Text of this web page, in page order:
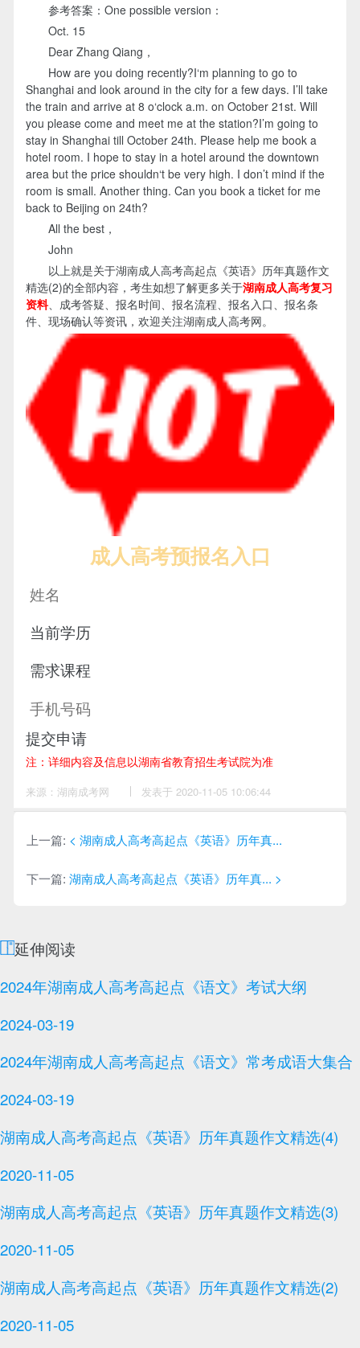
参考答案：One possible version：
Oct. 15
Dear Zhang Qiang，
How are you doing recently?I‘m planning to go to
Shanghai and look around in the city for a few days. I’ll take
the train and arrive at 8 o‘clock a.m. on October 21st. Will
you please come and meet me at the station?I’m going to
stay in Shanghai till October 24th. Please help me book a
hotel room. I hope to stay in a hotel around the downtown
area but the price shouldn‘t be very high. I don’t mind if the
room is small. Another thing. Can you book a ticket for me
back to Beijing on 24th?
All the best，
John
以上就是关于湖南成人高考高起点《英语》历年真题作文
精选(2)的全部内容，考生如想了解更多关于湖南成人高考复习
资料、成考答疑、报名时间、报名流程、报名入口、报名条
件、现场确认等资讯，欢迎关注湖南成人高考网。
成人高考预报名入口
提交申请
注：详细内容及信息以湖南省教育招生考试院为准
来源：湖南成考网
陈
师
发表于 2020-11-05 10:06:44
上一篇: < 湖南成人高考高起点《英语》历年真...
下一篇:湖南成人高考高起点《英语》历年真... >
延伸阅读
2024年湖南成人高考高起点《语文》考试大纲
2024-03-19
2024年湖南成人高考高起点《语文》常考成语大集合
2024-03-19
湖南成人高考高起点《英语》历年真题作文精选(4)
2020-11-05
湖南成人高考高起点《英语》历年真题作文精选(3)
2020-11-05
湖南成人高考高起点《英语》历年真题作文精选(2)
2020-11-05